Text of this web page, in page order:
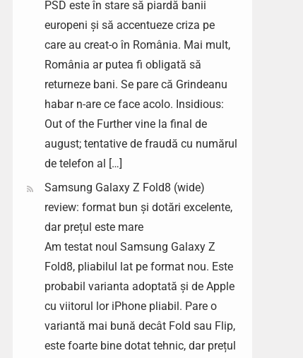
PSD este în stare să piardă banii
europeni și să accentueze criza pe
care au creat-o în România. Mai mult,
România ar putea fi obligată să
returneze bani. Se pare că Grindeanu
habar n-are ce face acolo. Insidious:
Out of the Further vine la final de
august; tentative de fraudă cu numărul
de telefon al […]
Samsung Galaxy Z Fold8 (wide)
review: format bun și dotări excelente,
dar prețul este mare
Am testat noul Samsung Galaxy Z
Fold8, pliabilul lat pe format nou. Este
probabil varianta adoptată și de Apple
cu viitorul lor iPhone pliabil. Pare o
variantă mai bună decât Fold sau Flip,
este foarte bine dotat tehnic, dar prețul